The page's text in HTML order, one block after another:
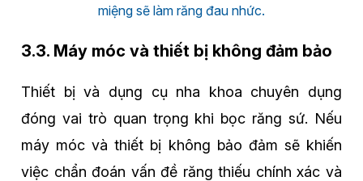
miệng sẽ làm răng đau nhức.
3.3. Máy móc và thiết bị không đảm bảo
Thiết bị và dụng cụ nha khoa chuyên dụng
đóng vai trò quan trọng khi bọc răng sứ. Nếu
máy móc và thiết bị không bảo đảm sẽ khiến
việc chẩn đoán vấn đề răng thiếu chính xác và